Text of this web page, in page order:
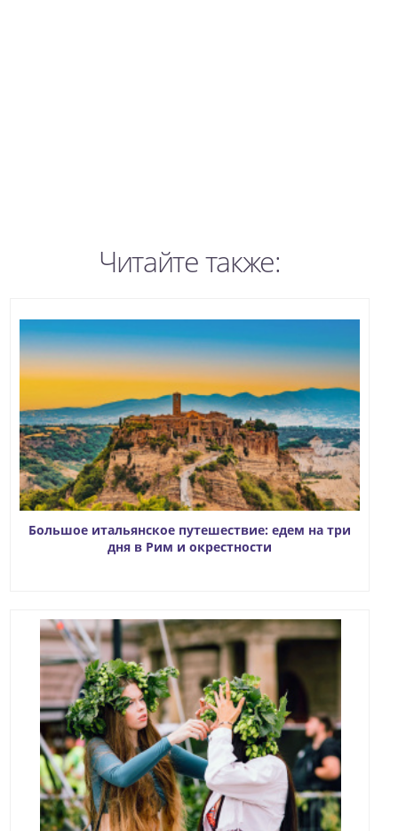
Читайте также:
Большое итальянское путешествие: едем на три
дня в Рим и окрестности